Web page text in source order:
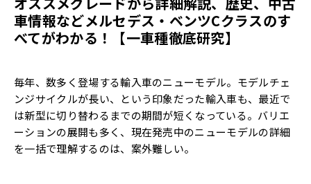
車情報などメルセデス・ベンツCクラスのす
べてがわかる！【一車種徹底研究】
毎年、数多く登場する輸入車のニューモデル。モデルチェ
ンジサイクルが長い、という印象だった輸入車も、最近で
は新型に切り替わるまでの期間が短くなっている。バリエ
ーションの展開も多く、現在発売中のニューモデルの詳細
を一括で理解するのは、案外難しい。